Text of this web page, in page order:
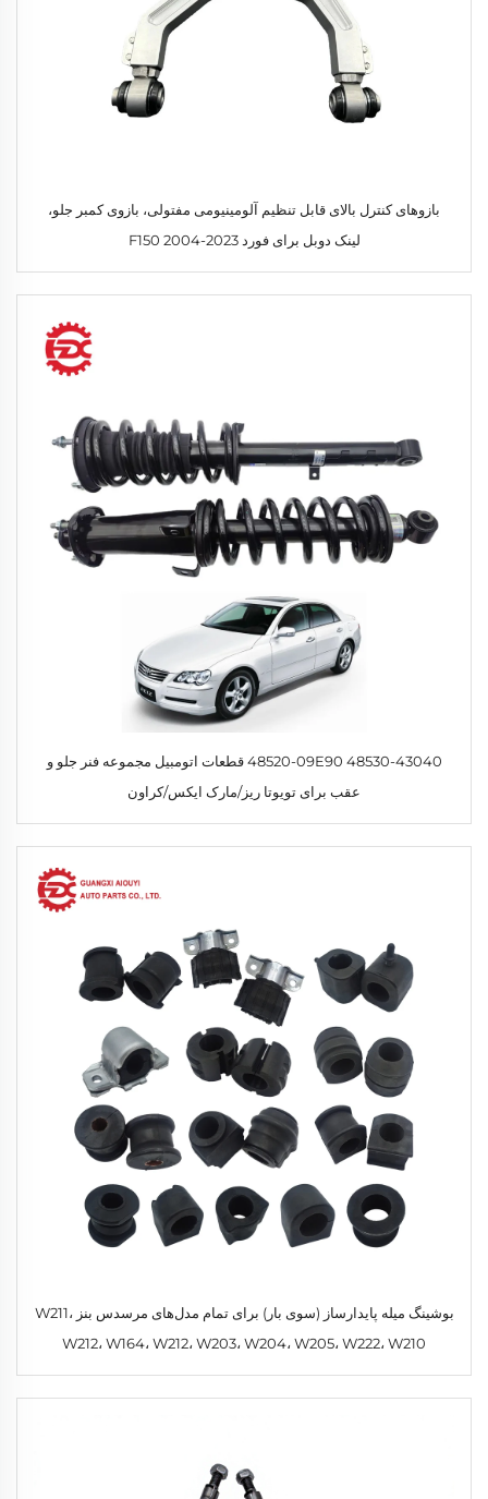
بازوهای کنترل بالای قابل تنظیم آلومینیومی مفتولی، بازوی کمبر جلو،
لینک دوبل برای فورد F150 2004-2023
48530-43040 48520-09E90 قطعات اتومبیل مجموعه فنر جلو و
عقب برای تویوتا ریز/مارک ایکس/کراون
بوشینگ میله پایدارساز (سوی بار) برای تمام مدل‌های مرسدس بنز W211،
W212، W164، W212، W203، W204، W205، W222، W210